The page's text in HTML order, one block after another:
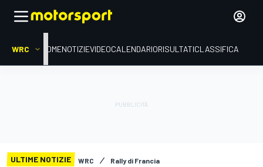
WRC HOMENOTIZIEVIDEOCALENDARIORISULTATICLASSIFICA
ULTIME NOTIZIE WRC Rally di Francia